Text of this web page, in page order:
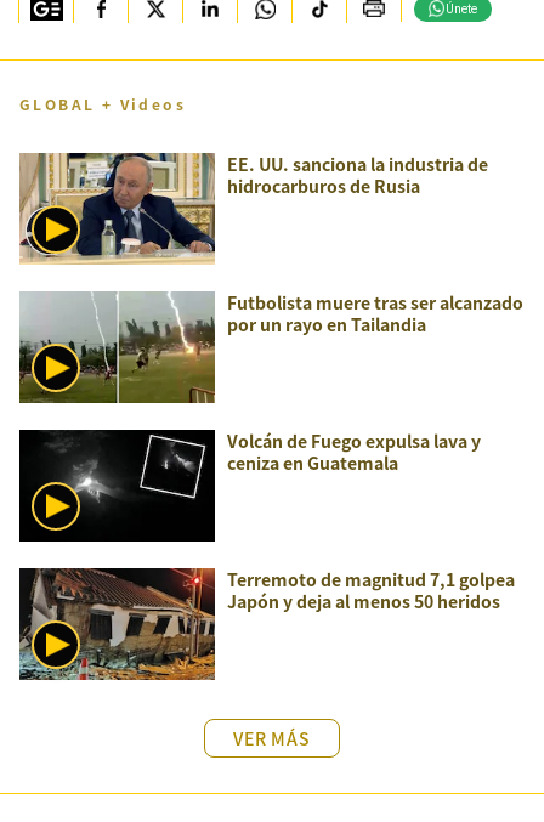
Únete
GLOBAL + Videos
EE. UU. sanciona la industria de
hidrocarburos de Rusia
Futbolista muere tras ser alcanzado
por un rayo en Tailandia
Volcán de Fuego expulsa lava y
ceniza en Guatemala
Terremoto de magnitud 7,1 golpea
Japón y deja al menos 50 heridos
VER MÁS